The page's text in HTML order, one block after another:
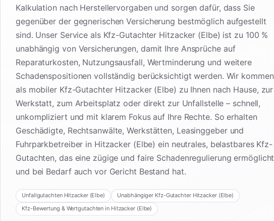
Kalkulation nach Herstellervorgaben und sorgen dafür, dass Sie
gegenüber der gegnerischen Versicherung bestmöglich aufgestellt
sind. Unser Service als Kfz-Gutachter Hitzacker (Elbe) ist zu 100 %
unabhängig von Versicherungen, damit Ihre Ansprüche auf
Reparaturkosten, Nutzungsausfall, Wertminderung und weitere
Schadenspositionen vollständig berücksichtigt werden. Wir kommen
als mobiler Kfz-Gutachter Hitzacker (Elbe) zu Ihnen nach Hause, zur
Werkstatt, zum Arbeitsplatz oder direkt zur Unfallstelle – schnell,
unkompliziert und mit klarem Fokus auf Ihre Rechte. So erhalten
Geschädigte, Rechtsanwälte, Werkstätten, Leasinggeber und
Fuhrparkbetreiber in Hitzacker (Elbe) ein neutrales, belastbares Kfz-
Gutachten, das eine zügige und faire Schadenregulierung ermöglicht
und bei Bedarf auch vor Gericht Bestand hat.
Unfallgutachten Hitzacker (Elbe)
Unabhängiger Kfz-Gutachter Hitzacker (Elbe)
Kfz-Bewertung & Wertgutachten in Hitzacker (Elbe)